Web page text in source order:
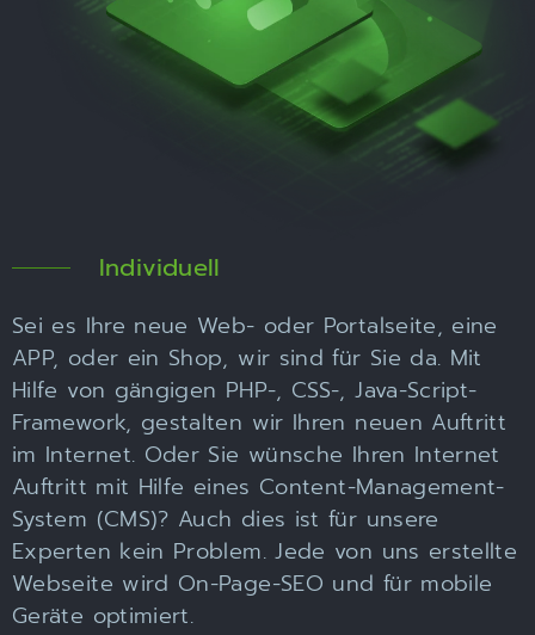
Individuell
Sei es Ihre neue Web- oder Portalseite, eine
APP, oder ein Shop, wir sind für Sie da. Mit
Hilfe von gängigen PHP-, CSS-, Java-Script-
Framework, gestalten wir Ihren neuen Auftritt
im Internet. Oder Sie wünsche Ihren Internet
Auftritt mit Hilfe eines Content-Management-
System (CMS)? Auch dies ist für unsere
Experten kein Problem. Jede von uns erstellte
Webseite wird On-Page-SEO und für mobile
Geräte optimiert.